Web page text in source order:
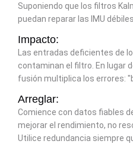
Suponiendo que los filtros
puedan reparar las IMU débiles.
Impacto:
Las entradas deficientes de
contaminan el filtro. En lugar
fusión multiplica los errores:
Arreglar:
Comience con datos fiables
mejorar el rendimiento, no
Utilice redundancia siempre